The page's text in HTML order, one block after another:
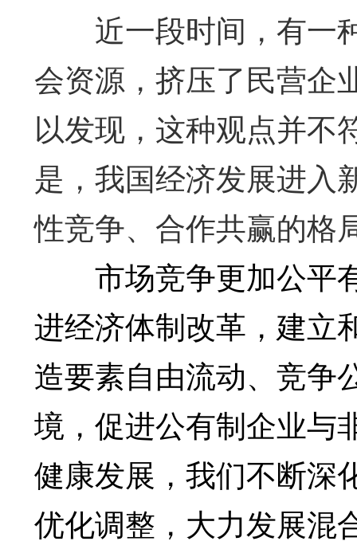
近一段时间，有一
会资源，挤压了民营企
以发现，这种观点并不
是，我国经济发展进入
性竞争、合作共赢的格
市场竞争更加公平
进经济体制改革，建立
造要素自由流动、竞争
境，促进公有制企业与
健康发展，我们不断深
优化调整，大力发展混